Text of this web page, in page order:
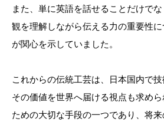
また、単に英語を話せることだけで
観を理解しながら伝える力の重要性
が関心を示していました。
これからの伝統工芸は、日本国内で技
その価値を世界へ届ける視点も求め
ための大切な手段の一つであり、将